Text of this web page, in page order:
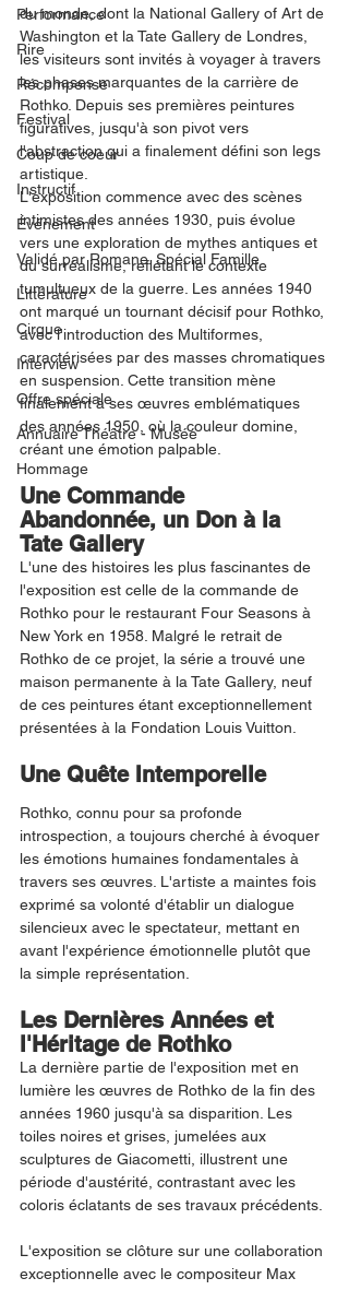
Performance
Rire
Récompense
Festival
Coup de coeur
Instructif
Événement
Validé par Romane. Spécial Famille
Littérature
Cirque
Interview
Offre spéciale
Annuaire Théâtre - Musée
Hommage
du monde, dont la National Gallery of Art de
Washington et la Tate Gallery de Londres,
les visiteurs sont invités à voyager à travers
les phases marquantes de la carrière de
Rothko. Depuis ses premières peintures
figuratives, jusqu'à son pivot vers
l'abstraction qui a finalement défini son legs
artistique.
L'exposition commence avec des scènes
intimistes des années 1930, puis évolue
vers une exploration de mythes antiques et
du surréalisme, reflétant le contexte
tumultueux de la guerre. Les années 1940
ont marqué un tournant décisif pour Rothko,
avec l'introduction des Multiformes,
caractérisées par des masses chromatiques
en suspension. Cette transition mène
finalement à ses œuvres emblématiques
des années 1950, où la couleur domine,
créant une émotion palpable.
Une Commande
Abandonnée, un Don à la
Tate Gallery
L'une des histoires les plus fascinantes de
l'exposition est celle de la commande de
Rothko pour le restaurant Four Seasons à
New York en 1958. Malgré le retrait de
Rothko de ce projet, la série a trouvé une
maison permanente à la Tate Gallery, neuf
de ces peintures étant exceptionnellement
présentées à la Fondation Louis Vuitton.
Une Quête Intemporelle
Rothko, connu pour sa profonde
introspection, a toujours cherché à évoquer
les émotions humaines fondamentales à
travers ses œuvres. L'artiste a maintes fois
exprimé sa volonté d'établir un dialogue
silencieux avec le spectateur, mettant en
avant l'expérience émotionnelle plutôt que
la simple représentation.
Les Dernières Années et
l'Héritage de Rothko
La dernière partie de l'exposition met en
lumière les œuvres de Rothko de la fin des
années 1960 jusqu'à sa disparition. Les
toiles noires et grises, jumelées aux
sculptures de Giacometti, illustrent une
période d'austérité, contrastant avec les
coloris éclatants de ses travaux précédents.
L'exposition se clôture sur une collaboration
exceptionnelle avec le compositeur Max